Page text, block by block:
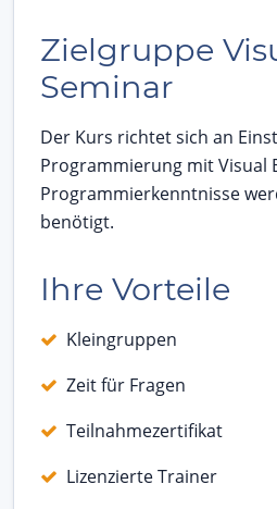
Zielgruppe
Seminar
Der Kurs richtet sich an
Programmierung mit Visual
Programmierkenntnisse
benötigt.
Ihre Vorteile
Kleingruppen
Zeit für Fragen
Teilnahmezertifikat
Lizenzierte Trainer